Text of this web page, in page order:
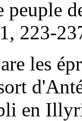
peuple
223-
les
en